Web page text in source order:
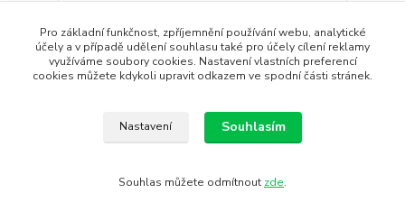
- 27 %
1 hodnocení
W Šortky CRAFT PRO Hypervent 2
Pro základní funkčnost, zpříjemnění používání webu, analytické
účely a v případě udělení souhlasu také pro účely cílení reklamy
využíváme soubory cookies. Nastavení vlastních preferencí
cookies můžete kdykoli upravit odkazem ve spodní části stránek.
Nastavení Souhlasím
Souhlas můžete odmítnout zde.